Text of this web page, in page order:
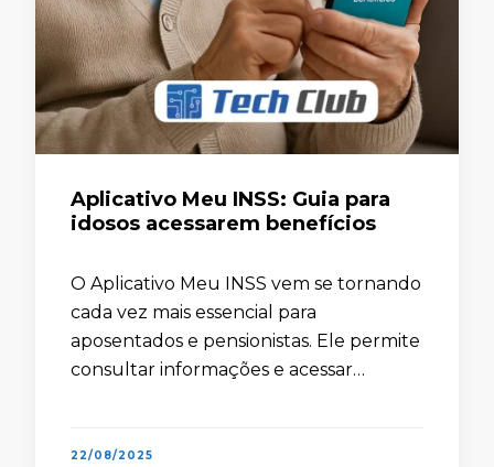
Aplicativo Meu INSS: Guia para
idosos acessarem benefícios
O Aplicativo Meu INSS vem se tornando
cada vez mais essencial para
aposentados e pensionistas. Ele permite
consultar informações e acessar
autonomia, economia de tempo e …
22/08/2025